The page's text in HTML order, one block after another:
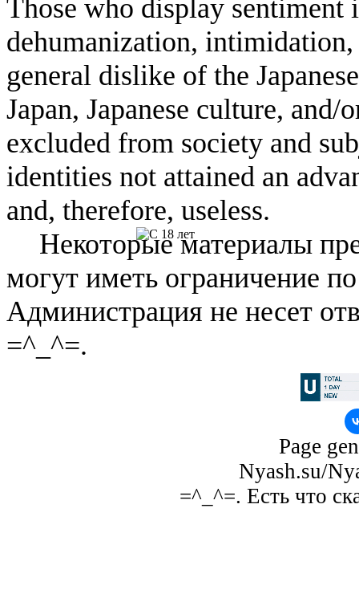
Those who display
dehumanization,
general dislike of the
Japan, Japanese culture, and/
excluded from society and
identities not attained an
and, therefore, useless.
Некоторые материалы
могут иметь ограничение
Администрация не несет
=^_^=.
Page
Nyash.su/
=^_^=. Есть что